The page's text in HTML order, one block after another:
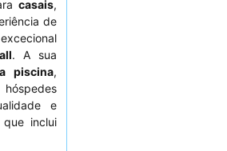
casais,
de
. A sua
piscina,
e
inclui